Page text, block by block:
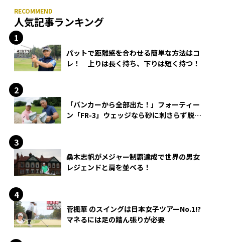
人気記事ランキング
パットで距離感を合わせる簡単な方法はコ
レ！ 上りは長く持ち、下りは短く持つ！
「バンカーから全部出た！」フォーティー
ン「FR-3」ウェッジなら砂に刺さらず脱出
桑木志帆がメジャー制覇達成で世界の男女
レジェンドと肩を並べる！
菅楓華 のスイングは日本女子ツアーNo.1!?
マネるには足の踏ん張りが必要